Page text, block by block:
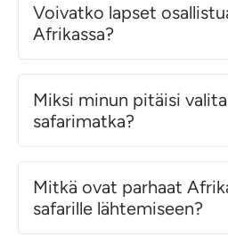
Voivatko lapset
Afrikassa?
Miksi minun pitäisi
safarimatka?
Mitkä ovat parhaat
safarille lähtemiseen?